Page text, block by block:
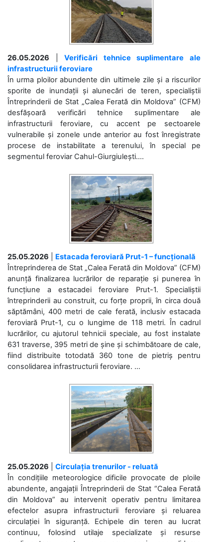
26.05.2026 |Verificări tehnice suplimentare ale
infrastructurii feroviare
În urma ploilor abundente din ultimele zile și a riscurilor
sporite de inundații și alunecări de teren, specialiștii
Întreprinderii de Stat „Calea Ferată din Moldova” (CFM)
desfășoară verificări tehnice suplimentare ale
infrastructurii feroviare, cu accent pe sectoarele
vulnerabile și zonele unde anterior au fost înregistrate
procese de instabilitate a terenului, în special pe
segmentul feroviar Cahul-Giurgiulești....
25.05.2026
Estacada feroviară Prut-1 – funcțională
Întreprinderea de Stat „Calea Ferată din Moldova” (CFM)
anunță finalizarea lucrărilor de reparație și punerea în
funcțiune a estacadei feroviare Prut-1. Specialiștii
întreprinderii au construit, cu forțe proprii, în circa două
săptămâni, 400 metri de cale ferată, inclusiv estacada
feroviară Prut-1, cu o lungime de 118 metri. În cadrul
lucrărilor, cu ajutorul tehnicii speciale, au fost instalate
631 traverse, 395 metri de șine și schimbătoare de cale,
fiind distribuite totodată 360 tone de pietriș pentru
consolidarea infrastructurii feroviare. ...
25.05.2026
Circulația trenurilor - reluată
În condițiile meteorologice dificile provocate de ploile
abundente, angajații Întreprinderii de Stat “Calea Ferată
din Moldova” au intervenit operativ pentru limitarea
efectelor asupra infrastructurii feroviare și reluarea
circulației în siguranță. Echipele din teren au lucrat
continuu, folosind utilaje specializate și resurse